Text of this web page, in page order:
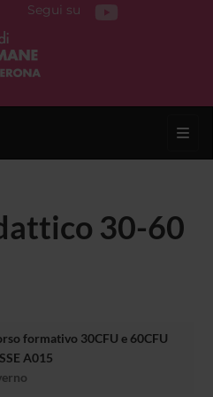
Segui su
30-60
formativo 30CFU e 60CFU
A015